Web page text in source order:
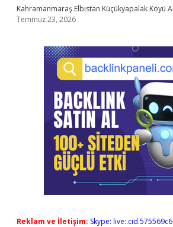
Kahramanmaraş Elbistan Küçükyapalak Köyü
Temmuz 23, 2026
Reklam ve İletişim: Skype: